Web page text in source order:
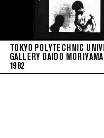
TOKYO POLYTECHNIC
GALLERY DAIDO
1982